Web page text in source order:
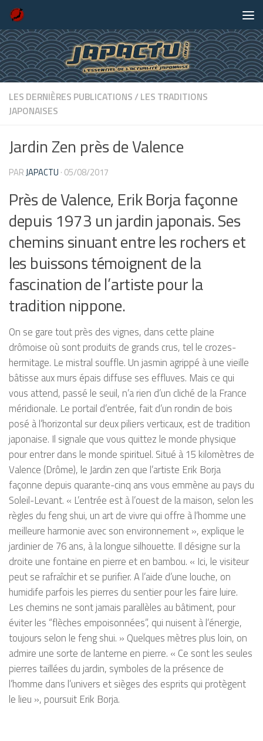
Skip to content
LES DERNIÈRES PUBLICATIONS/LES TRADITIONS
JAPONAISES
Jardin Zen près de Valence
PARJAPACTU · 05/08/2017
Près de Valence, Erik Borja façonne
depuis 1973 un jardin japonais. Ses
chemins sinuant entre les rochers et
les buissons témoignent de la
fascination de l’artiste pour la
tradition nippone.
On se gare tout près des vignes, dans cette plaine
drômoise où sont produits de grands crus, tel le crozes-
hermitage. Le mistral souffle. Un jasmin agrippé à une vieille
bâtisse aux murs épais diffuse ses effluves. Mais ce qui
vous attend, passé le seuil, n’a rien d’un cliché de la France
méridionale. Le portail d’entrée, fait d’un rondin de bois
posé à l’horizontal sur deux piliers verticaux, est de tradition
japonaise. Il signale que vous quittez le monde physique
pour entrer dans le monde spirituel. Situé à 15 kilomètres de
Valence (Drôme), le Jardin zen que l’artiste Erik Borja
façonne depuis quarante-cinq ans vous emmène au pays du
Soleil-Levant. « L’entrée est à l’ouest de la maison, selon les
règles du feng shui, un art de vivre qui offre à l’homme une
meilleure harmonie avec son environnement », explique le
jardinier de 76 ans, à la longue silhouette. Il désigne sur la
droite une fontaine en pierre et en bambou. « Ici, le visiteur
peut se rafraîchir et se purifier. A l’aide d’une louche, on
humidife parfois les pierres du sentier pour les faire luire.
Les chemins ne sont jamais parallèles au bâtiment, pour
éviter les “flèches empoisonnées”, qui nuisent à l’énergie,
toujours selon le feng shui. » Quelques mètres plus loin, on
admire une sorte de lanterne en pierre. « Ce sont les seules
pierres taillées du jardin, symboles de la présence de
l’homme dans l’univers et sièges des esprits qui protègent
le lieu », poursuit Erik Borja.